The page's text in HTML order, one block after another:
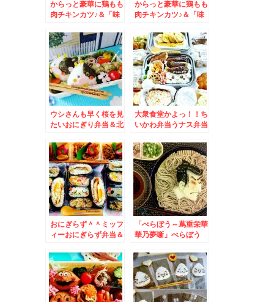
からっと豪華に鶏もも
肉チキンカツ♪＆「味
パック４種
からっと豪華に鶏もも
肉チキンカツ♪＆「味
「JOIL」の紙パック
４種
ウシさんも早く桜を見
たいおにぎり弁当＆北
ン一つ星連続受賞「う
なぎ かどわき」さん
で鰻丼満喫♪
大衆食堂かよっ！！ち
いかわ弁当うナス弁当
ングデー＆佐呂間町で
焼肉といえば「焼肉ブ
ータン」さん秘伝のタ
レ絶品(*´艸`*)サガリ
とホルモン♪
おにぎらず＾＾ミッフ
ィーおにぎらず弁当＆
ート」さんの「カレ
ー」はジビエじゃん鹿
肉絶品カレーと「焼き
ソーメン」美味しい(*
´艸`*)
「べらぼう～蔦重栄華
華乃夢噺」べらぼう
写楽と喜多川歌麿♪お
ろし蕎麦と冷ややっこ
♪